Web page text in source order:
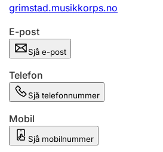
grimstad.musikkorps.no
E-post
Sjå e-post
Telefon
Sjå telefonnummer
Mobil
Sjå mobilnummer